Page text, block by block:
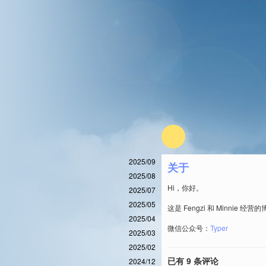
2025/09
2025/08
2025/07
2025/05
2025/04
2025/03
2025/02
2024/12
关于
Hi，你好。
这是 Fengzi 和 Minnie 经营的
微信公众号： Typer
已有 9 条评论